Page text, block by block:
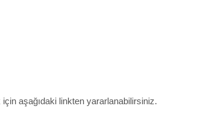
aşağıdaki linkten yararlanabilirsiniz.